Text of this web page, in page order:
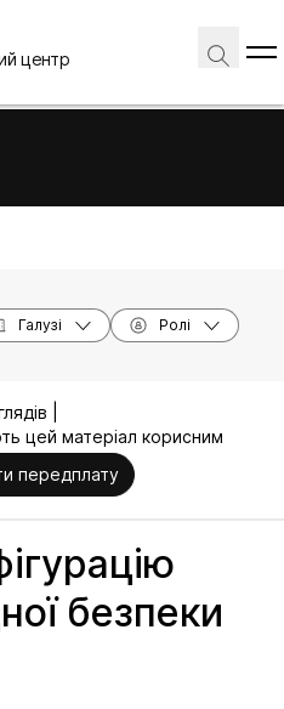
центр
Галузі Ролі
|
цей матеріал корисним
передплату
безпеки